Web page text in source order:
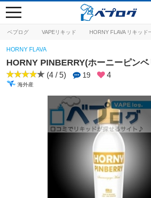
ベプログ VAPEリキッド HORNY FLAVA リキッド
toggle
navigation
HORNY FLAVA
HORNY PINBERRY(ホーニーピンベ
(4 / 5) 19 4
海外産